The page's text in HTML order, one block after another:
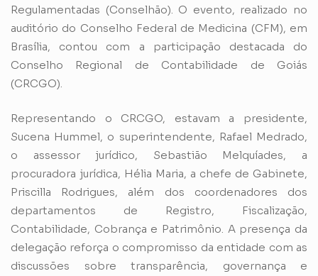
Regulamentadas (Conselhão). O evento, realizado no
auditório do Conselho Federal de Medicina (CFM), em
Brasília, contou com a participação destacada do
Conselho Regional de Contabilidade de Goiás
(CRCGO).
Representando o CRCGO, estavam a presidente,
Sucena Hummel, o superintendente, Rafael Medrado,
o assessor jurídico, Sebastião Melquíades, a
procuradora jurídica, Hélia Maria, a chefe de Gabinete,
Priscilla Rodrigues, além dos coordenadores dos
departamentos de Registro, Fiscalização,
Contabilidade, Cobrança e Patrimônio. A presença da
delegação reforça o compromisso da entidade com as
discussões sobre transparência, governança e